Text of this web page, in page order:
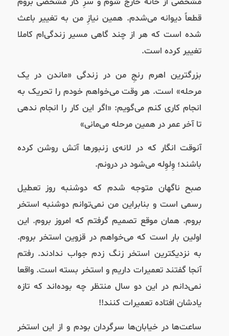
قطعاً دیوانه می‌شدم. همین نیازِ من به تغییر باعث
شده است که هر از چند گاهی مسیر زندگی‌ام کاملا
تغییر کرده است.
بزرگترین اهرم رنجِ من در زندگی «ماندن در یک
مرحله» است. هر وقت می‌خواهم خودم را تحریک به
انجام کاری کنم می‌گویم: «اگر این کار را انجام ندهی
تا آخر عمر در همین مرحله می‌مانی»
آنوقت انگار که در لانه‌ی زنبورها آتش روشن کرده
باشند؛ وِلوِله می‌شود در درونم.
صبح ناگهان متوجه شدم که دوشنبه روز تعطیل
رسمی است و بنابراین من نمی‌توانم دوشنبه استخر
بروم. همان موقع تصمیم گرفتم که امروز بروم. این
اولین بار است که می‌خواهم در قزوین استخر بروم.
به نزدیکترین استخر زنگ زدم جواب ندادند. رفتم
آنجا گفتند تعمیرات داریم و استخر بسته است. واقعا
نمی‌دانم در این دو سال منتظر چه بوده‌اند که تازه
یادشان افتاده تعمیرات کنند!!
ساعت‌ها در خیابان‌ها سرگردان بودم و از این استخر